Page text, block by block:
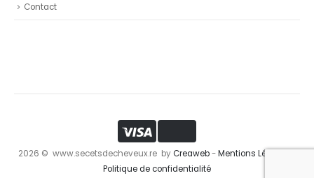
Contact
2026 © www.secetsdecheveux.re byCreaweb-Mentions Légales
Politique de confidentialité